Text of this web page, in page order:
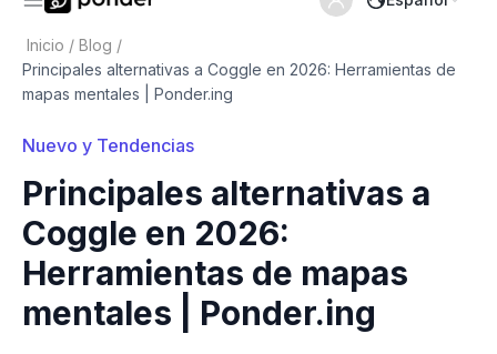
Inicio / Blog /
Principales alternativas a Coggle en 2026: Herramientas de
mapas mentales | Ponder.ing
Nuevo y Tendencias
Principales alternativas a
Coggle en 2026:
Herramientas de mapas
mentales | Ponder.ing